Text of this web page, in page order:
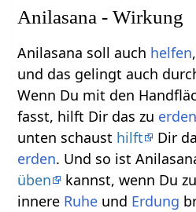
Anilasana - Wirkung
Anilasana soll auch helfen
und das gelingt auch
Wenn Du mit den
fasst, hilft Dir das zu erden
unten schaust hilft
Dir
erden. Und so ist
üben
kannst, wenn Du
innere Ruhe und Erdung